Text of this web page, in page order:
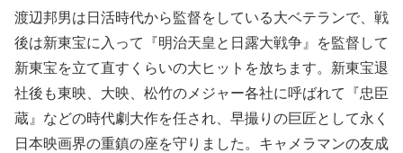
渡辺邦男は日活時代から監督をしている大ベテランで、戦
後は新東宝に入って『明治天皇と日露大戦争』を監督して
新東宝を立て直すくらいの大ヒットを放ちます。新東宝退
社後も東映、大映、松竹のメジャー各社に呼ばれて『忠臣
蔵』などの時代劇大作を任され、早撮りの巨匠として永く
日本映画界の重鎮の座を守りました。キャメラマンの友成